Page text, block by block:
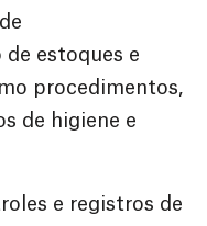
estoques e
procedimentos,
de higiene e
e registros de